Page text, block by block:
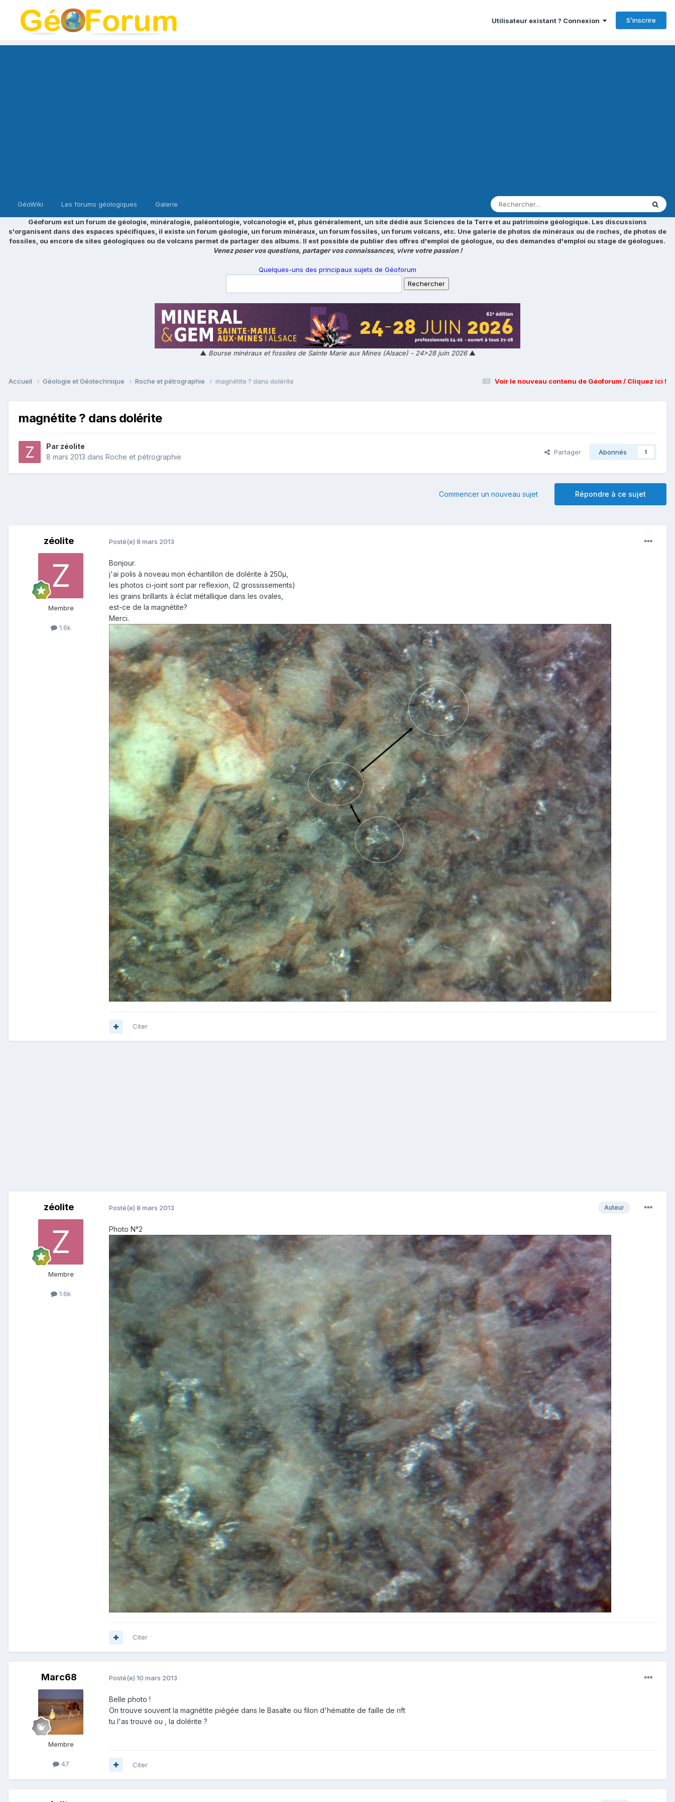
Utilisateur existant ? Connexion S’inscrire
GéoWiki Les forums géologiques Galerie
Géoforum est un forum de géologie, minéralogie, paléontologie, volcanologie et, plus généralement, un site dédié aux Sciences de la Terre et au patrimoine géologique. Les discussions
s'organisent dans des espaces spécifiques, il existe un forum géologie, un forum minéraux, un forum fossiles, un forum volcans, etc. Une galerie de photos de minéraux ou de roches, de photos de
fossiles, ou encore de sites géologiques ou de volcans permet de partager des albums. Il est possible de publier des offres d'emploi de géologue, ou des demandes d'emploi ou stage de géologues.
Venez poser vos questions, partager vos connaissances, vivre votre passion !
Quelques-uns des principaux sujets de Géoforum
▲ Bourse minéraux et fossiles de Sainte Marie aux Mines (Alsace) - 24>28 juin 2026▲
Voir le nouveau contenu de Géoforum / Cliquez ici !
Accueil Géologie et Géotechnique Roche et pétrographie magnétite ? dans dolérite
magnétite ? dans dolérite
Par zéolite
8 mars 2013 dans Roche et pétrographie
Partager Abonnés 1
Répondre à ce sujet
Commencer un nouveau sujet
zéolite
Membre
1.6k
Posté(e) 8 mars 2013
Bonjour.
j'ai polis à noveau mon échantillon de dolérite à 250µ,
les photos ci-joint sont par reflexion, (2 grossissements)
les grains brillants à éclat métallique dans les ovales,
est-ce de la magnétite?
Merci.
Citer
zéolite
Membre
1.6k
Auteur
Posté(e) 8 mars 2013
Photo N°2
Citer
Marc68
Membre
47
Posté(e) 10 mars 2013
Belle photo !
On trouve souvent la magnétite piégée dans le Basalte ou filon d'hématite de faille de rift
tu l'as trouvé ou , la dolérite ?
Citer